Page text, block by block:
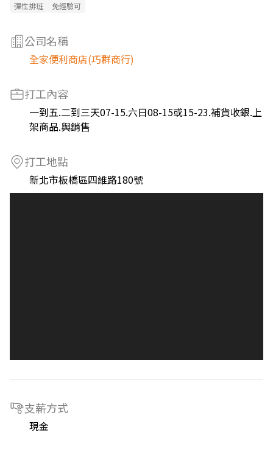
彈性排班 免經驗可
公司名稱
全家便利商店(巧群商行)
打工內容
一到五.二到三天07-15.六日08-15或15-23.補貨收銀.上
架商品.與銷售
打工地點
新北市板橋區四維路180號
支薪方式
現金